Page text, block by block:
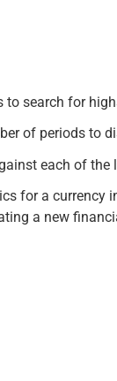
to search for
of periods to
each of the
for a currency
a new